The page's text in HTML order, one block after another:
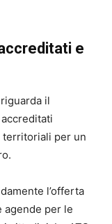
e
il
per un
l’offerta
agende per le